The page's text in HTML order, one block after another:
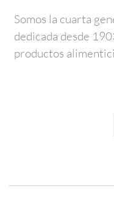
Somos la cuarta
dedicada desde
productos